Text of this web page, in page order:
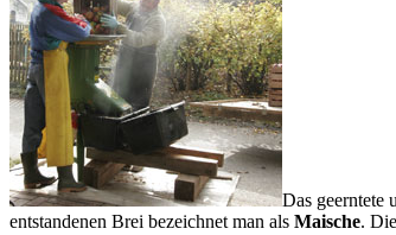
Das geerntete
entstandenen Brei bezeichnet man als Maische.